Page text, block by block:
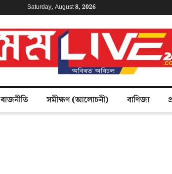
Saturday, August 8, 2026
ৰাজনীতি সমীক্ষণ (আলোচনী) বাণিজ্য